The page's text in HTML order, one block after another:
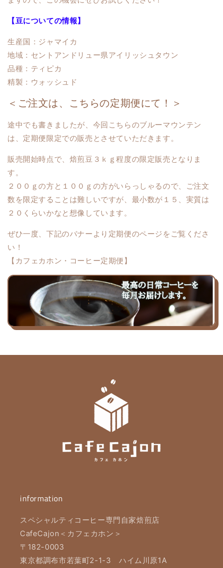
【豆についての情報】
生産国：ジャマイカ
地域：セントアンドリュー県アイリッシュタウン
品種：ティピカ
精製：ウォッシュド
＜ご注文は、こちらの定期便にて！＞
途中でも書きましたが、今回こちらのブルーマウンテン
は、定期便限定での販売とさせていただきます。
販売開始時点で、焙煎豆３ｋｇ程度の限定販売となりま
す。
２００ｇの方と１００ｇの方がいらっしゃるので、ご注文
数を限定することは難しいですが、最小数が１５、実質は
２０くらいかなと想像しています。
ぜひ一度、下記のバナーより定期便のページをご覧くださ
い！
【カフェカホン・コーヒー定期便】
information
スペシャルティコーヒー専門自家焙煎店
CafeCajon＜カフェカホン＞
〒182-0003
東京都調布市若葉町2-1-3 ハイム川原1A